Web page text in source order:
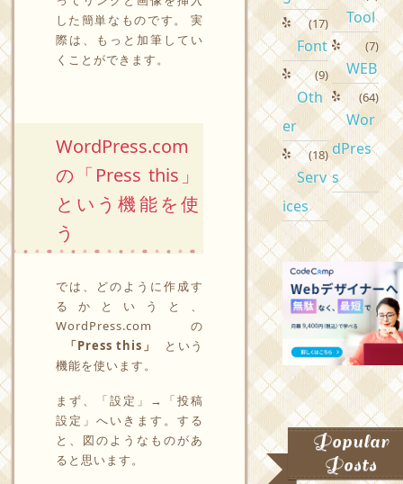
した簡単なものです。 実
際は、もっと加筆してい
くことができます。
WordPress.com
の「Press this」
という機能を使
う
では、どのように作成す
るかというと、
WordPress.comの
「Press this」
という
機能を使います。
まず、「設定」→「投稿
設定」へいきます。する
と、図のようなものがあ
ると思います。
Font
(17)
Oth
er
(9)
Serv
ices
(18)
Tool
WEB
(7)
Wor
dPres
s
(64)
Popular
Posts